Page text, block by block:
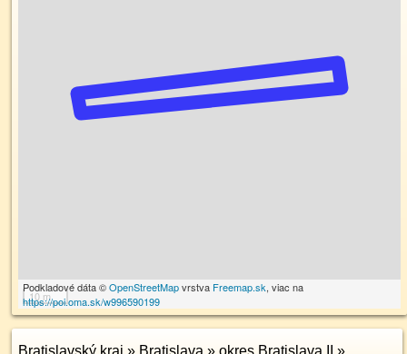
10 m
Podkladové dáta ©OpenStreetMapvrstva Freemap.sk, viac na
https://poi.oma.sk/w996590199
Bratislavský kraj » Bratislava » okres Bratislava II »